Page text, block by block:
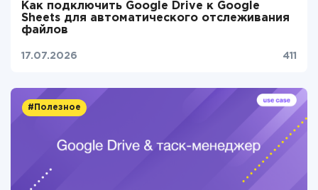
Как подключить Google Drive к Google
Sheets для автоматического отслеживания
файлов
17.07.2026 411
#Полезное